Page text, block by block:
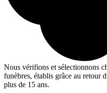
Nous vérifions et sélectionnons
funèbres, établis grâce au retour
plus de 15 ans.